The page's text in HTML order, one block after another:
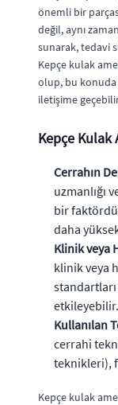
önemli bir
değil, aynı
sunarak, tedavi
Kepçe kulak
olup, bu konuda
iletişime
Kepçe Kulak
Cerrahın
uzmanlığı
bir
daha
Klinik veya
klinik veya
etkileyebilir.
Kullanılan
cerrahi
teknikleri),
Kepçe kulak